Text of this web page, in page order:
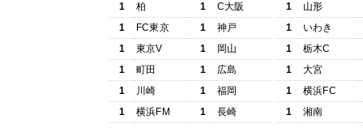
1
柏 1
C大阪
1
FC東京 1
神戸
1
東京V 1
岡山
1
町田 1
広島
1
川崎 1
福岡
1
横浜FM 1 長崎
1
山形
1
いわき
1
栃木C
1
大宮
1
横浜FC
1
湘南